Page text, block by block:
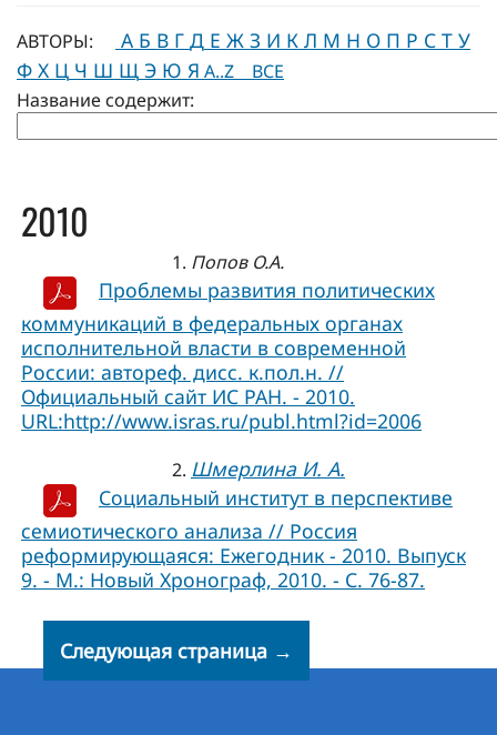
АВТОРЫ: А Б В Г Д Е Ж З И К Л М Н О П Р С Т У
Ф Х Ц Ч Ш Щ Э Ю Я A..Z ВСЕ
Название содержит:
2010
1. Попов О.А.
Проблемы развития политических
коммуникаций в федеральных органах
исполнительной власти в современной
России: автореф. дисс. к.пол.н. //
Официальный сайт ИC РАН. - 2010.
URL:http://www.isras.ru/publ.html?id=2006
2. Шмерлина И. А.
Социальный институт в перспективе
семиотического анализа // Россия
реформирующаяся: Ежегодник - 2010. Выпуск
9. - М.: Новый Хронограф, 2010. - С. 76-87.
Следующая страница →